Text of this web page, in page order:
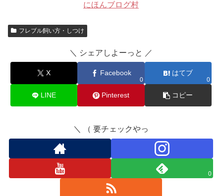
にほんブログ村
フレブル飼い方・しつけ
＼ シェアしよーっと ／
X Facebook
0
はてブ
0
LINE Pinterest コピー
＼ （ 要チェックやっ
0